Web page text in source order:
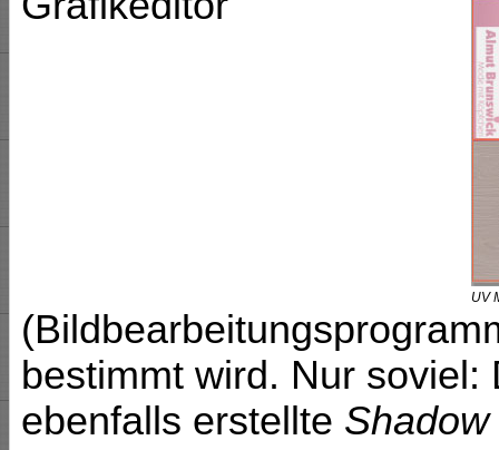
UV
bestimmt wird. Nur
ebenfalls erstellte